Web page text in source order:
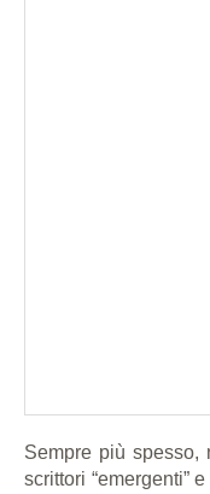
Sempre più spesso,
scrittori “emergenti”